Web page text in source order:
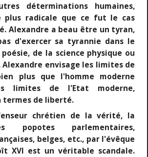
déterminations humaines,
plus radicale que ce fut le cas
Alexandre a beau être un tyran,
d'exercer sa tyrannie dans le
de la science physique ou
envisage les limites de
plus que l'homme moderne
limites de l'Etat moderne,
termes de liberté.
chrétien de la vérité, la
popotes parlementaires,
belges, etc., par l'évêque
XVI est un véritable scandale.